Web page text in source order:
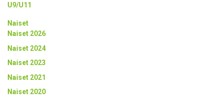
U9/U11
Naiset
Naiset 2026
Naiset 2024
Naiset 2023
Naiset 2021
Naiset 2020